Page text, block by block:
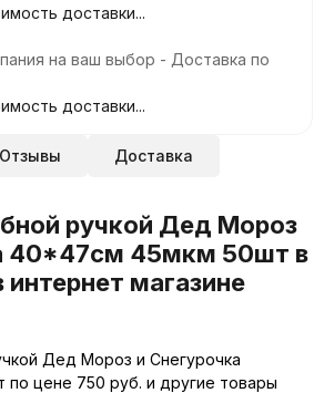
доставки...
на ваш выбор - Доставка по
доставки...
Отзывы Доставка
ручкой Дед Мороз
40*47см 45мкм 50шт в
интернет магазине
Дед Мороз и Снегурочка
цене 750 руб. и другие товары